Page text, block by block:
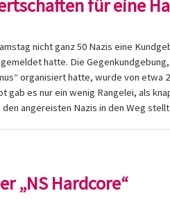
für eine
nicht ganz 50 Nazis eine
hatte. Die
organisiert hatte, wurde von etwa
gab es nur ein wenig Rangelei, als
angereisten Nazis in den Weg
„NS Hardcore“